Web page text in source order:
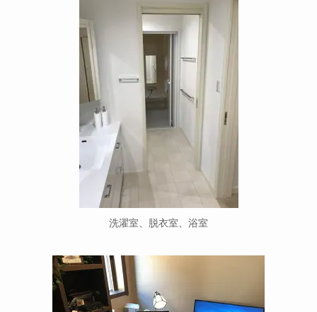
洗濯室、脱衣室、浴室